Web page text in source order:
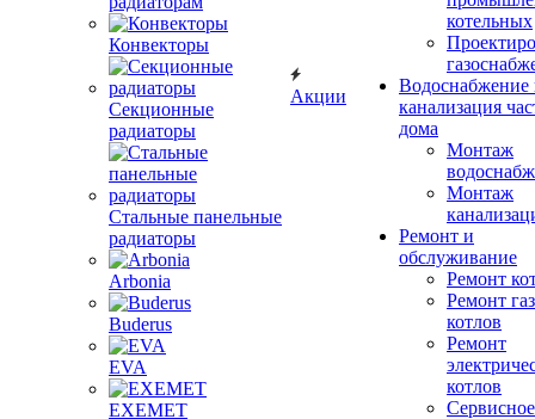
Конвекторы
Секционные
радиаторы
Стальные панельные
радиаторы
Arbonia
Buderus
EVA
EXEMET
Акции
котельных
Водоснабжение
канализация
дома
Монтаж
Монтаж
Ремонт и
обслуживание
Ремонт
Ремонт
котлов
Ремонт
котлов
Сервисное